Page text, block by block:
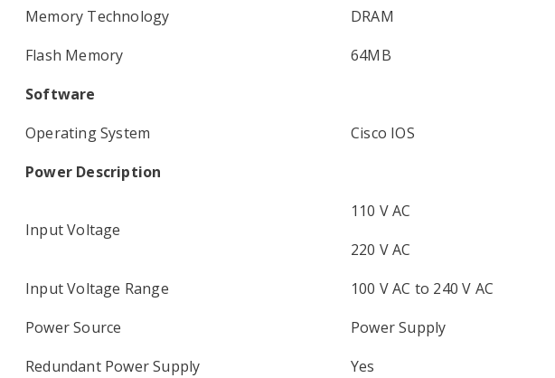
Memory Technology
DRAM
Flash Memory
64MB
Software
Operating System
Cisco IOS
Power Description
Input Voltage
110 V AC
220 V AC
Input Voltage Range
100 V AC to 240 V AC
Power Source
Power Supply
Redundant Power Supply
Yes